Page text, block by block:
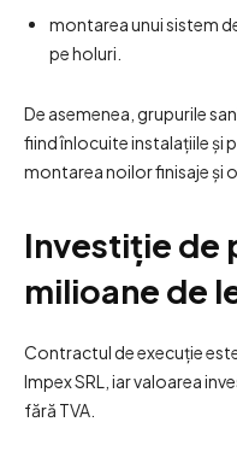
montarea unui sistem
pe holuri.
De asemenea, grupurile
fiind înlocuite instalațiile și
montarea noilor finisaje și
Investiție de
milioane de
Contractul de execuție
Impex SRL, iar valoarea
fără TVA.